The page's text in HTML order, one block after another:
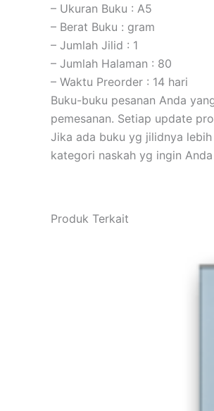
– Ukuran Buku : A5
– Berat Buku : gram
– Jumlah Jilid : 1
– Jumlah Halaman : 80
– Waktu Preorder : 14 hari
Buku-buku pesanan Anda
pemesanan. Setiap update
Jika ada buku yg jilidnya
kategori naskah yg ingin
Produk Terkait